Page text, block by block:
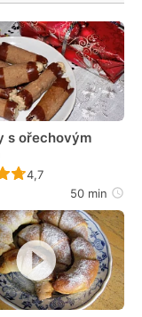
s ořechovým
Recept ještě nebyl
4,7
50 min